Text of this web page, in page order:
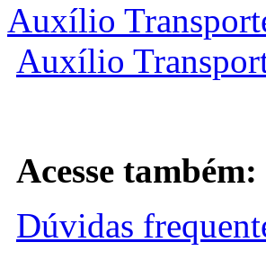
Auxílio
Auxílio
Acesse também:
Dúvidas